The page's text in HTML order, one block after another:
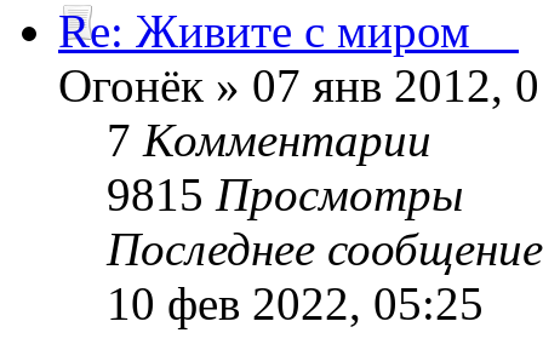
Re: Живите с миром__
Огонёк » 07 янв 2012,
7 Комментарии
9815 Просмотры
Последнее
10 фев 2022, 05:25